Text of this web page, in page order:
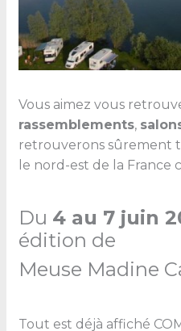
Vous aimez vous
rassemblements,
retrouverons sûrement
le nord-est de la France
Du 4 au 7 juin
édition de
Meuse Madine
Tout est déjà affiché